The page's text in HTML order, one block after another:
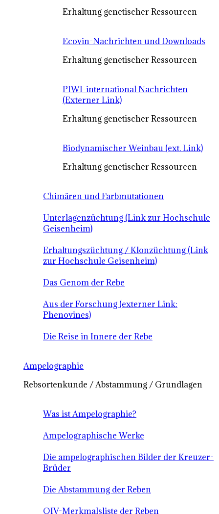
Erhaltung genetischer Ressourcen
Ecovin-Nachrichten und Downloads
Erhaltung genetischer Ressourcen
PIWI-international Nachrichten
(Externer Link)
Erhaltung genetischer Ressourcen
Biodynamischer Weinbau (ext. Link)
Erhaltung genetischer Ressourcen
Chimären und Farbmutationen
Unterlagenzüchtung (Link zur Hochschule
Geisenheim)
Erhaltungszüchtung / Klonzüchtung (Link
zur Hochschule Geisenheim)
Das Genom der Rebe
Aus der Forschung (externer Link:
Phenovines)
Die Reise in Innere der Rebe
Ampelographie
Rebsortenkunde / Abstammung / Grundlagen
Was ist Ampelographie?
Ampelographische Werke
Die ampelographischen Bilder der Kreuzer-
Brüder
Die Abstammung der Reben
OIV-Merkmalsliste der Reben